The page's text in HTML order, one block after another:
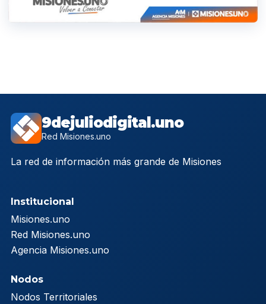
9dejuliodigital.uno
Red Misiones.uno
La red de información más grande de Misiones
Institucional
Misiones.uno
Red Misiones.uno
Agencia Misiones.uno
Nodos
Nodos Territoriales